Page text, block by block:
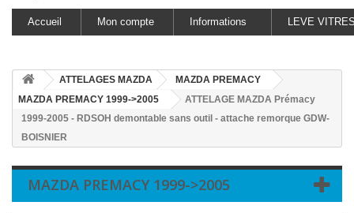
Accueil Mon compte Informations LEVE
ATTELAGES MAZDA
MAZDA PREMACY
MAZDA PREMACY 1999->2005
ATTELAGE MAZDA Prémacy
1999-2005 - RDSOH demontable sans outil - attache remorque GDW-
BOISNIER
MAZDA PREMACY 1999->2005